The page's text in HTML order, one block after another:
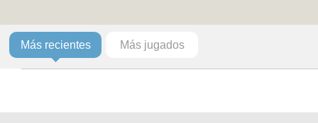
Más recientes Más jugados